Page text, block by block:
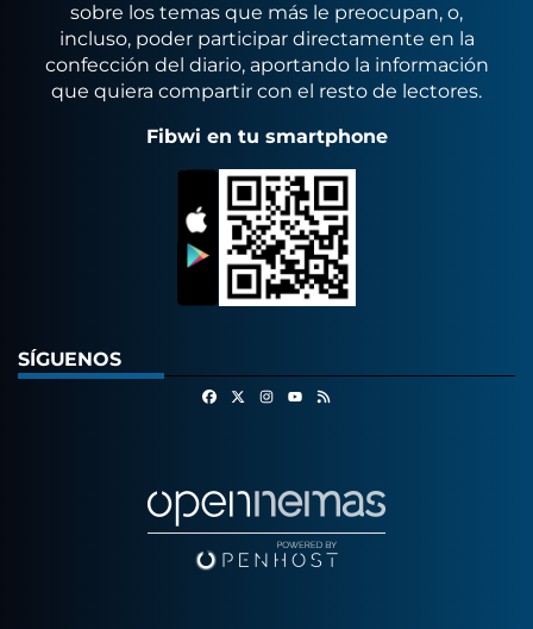
sobre los temas que más le preocupan, o,
incluso, poder participar directamente en la
confección del diario, aportando la información
que quiera compartir con el resto de lectores.
Fibwi en tu smartphone
SÍGUENOS
FacebookInstagram